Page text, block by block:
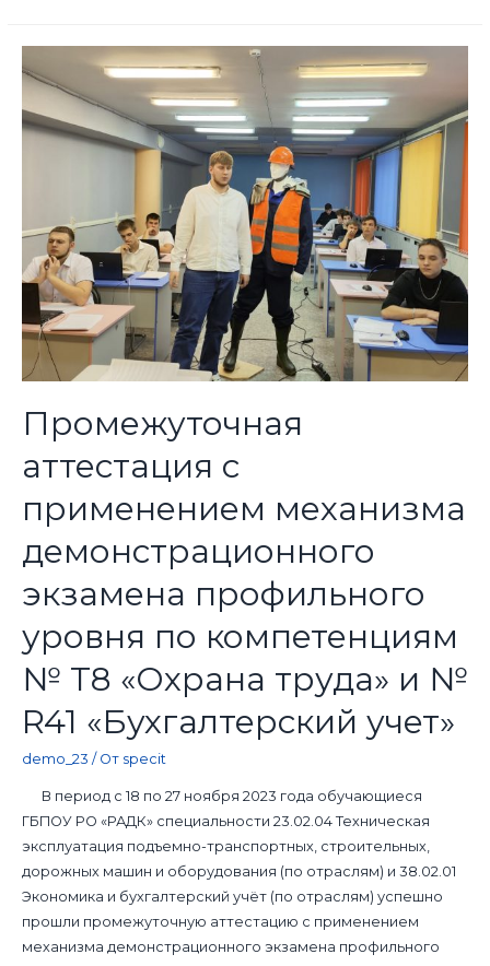
Промежуточная
аттестация с
применением механизма
демонстрационного
экзамена профильного
уровня по компетенциям
№ T8 «Охрана труда» и №
R41 «Бухгалтерский учет»
demo_23 / От specit
В период с 18 по 27 ноября 2023 года обучающиеся
ГБПОУ РО «РАДК» специальности 23.02.04 Техническая
эксплуатация подъемно-транспортных, строительных,
дорожных машин и оборудования (по отраслям) и 38.02.01
Экономика и бухгалтерский учёт (по отраслям) успешно
прошли промежуточную аттестацию с применением
механизма демонстрационного экзамена профильного